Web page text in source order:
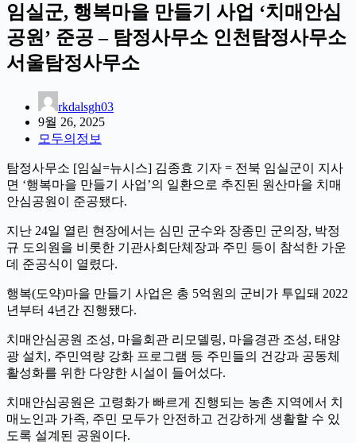
임실군, 행복마을 만들기 사업 ‘치매안심
공원’ 준공 – 탐정사무소 인천탐정사무소
서울탐정사무소
rkdalsgh03
9월 26, 2025
모두의정보
탐정사무소 [임실=뉴시스] 김종효 기자 = 전북 임실군이 지사
면 ‘행복마을 만들기 사업’의 일환으로 추진된 원산마을 치매
안심공원이 준공됐다.
지난 24일 열린 현장에서는 심민 군수와 장종민 군의장, 박정
규 도의원을 비롯한 기관사회단체장과 주민 등이 참석한 가운
데 준공식이 열렸다.
행복(도약)마을 만들기 사업은 총 5억원의 군비가 투입돼 2022
년부터 4년간 진행됐다.
치매안심공원 조성, 마을회관 리모델링, 마을경관 조성, 태양
광 설치, 주민역량 강화 프로그램 등 주민들의 건강과 공동체
활성화를 위한 다양한 시설이 들어섰다.
치매안심공원은 고령화가 빠르게 진행되는 농촌 지역에서 치
매노인과 가족, 주민 모두가 안전하고 건강하게 생활할 수 있
도록 설계된 공원이다.